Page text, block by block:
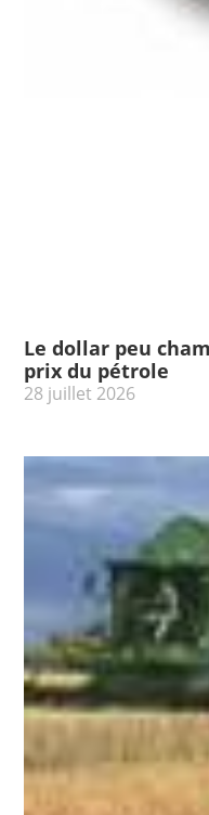
Le dollar peu
prix du pétrole
28 juillet 2026